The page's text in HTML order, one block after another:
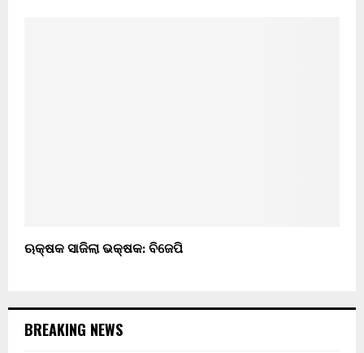
ଋକ୍ଷକ ସାଜିଲା ଭକ୍ଷକ: ବିଜେପି
BREAKING NEWS